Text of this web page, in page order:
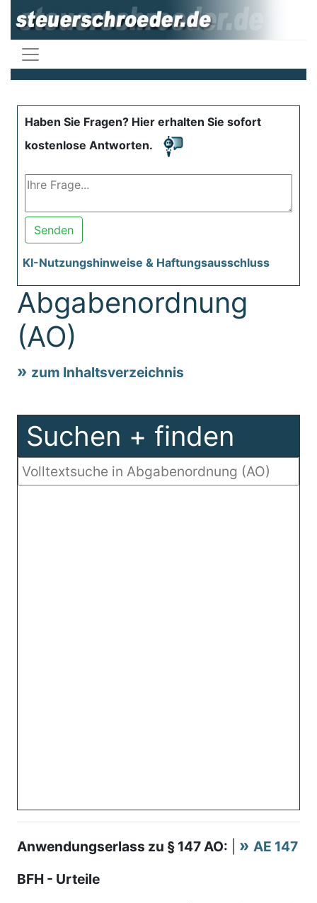
Haben Sie Fragen? Hier erhalten Sie sofort
kostenlose Antworten.
Senden
KI-Nutzungshinweise & Haftungsausschluss
Abgabenordnung
(AO)
zum Inhaltsverzeichnis
Suchen + finden
Anwendungserlass zu § 147 AO:
AE 147
BFH - Urteile